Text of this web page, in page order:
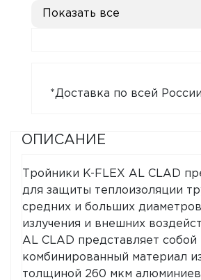
Показать все
*Доставка по всей
ОПИСАНИЕ
Тройники K-FLEX AL CLAD
для защиты теплоизоляции
средних и больших
излучения и внешних
AL CLAD представляет собой
комбинированный материал
толщиной 260 мкм